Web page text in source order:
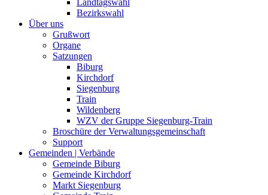
Landtagswahl
Bezirkswahl
Über uns
Grußwort
Organe
Satzungen
Biburg
Kirchdorf
Siegenburg
Train
Wildenberg
WZV der Gruppe Siegenburg-Train
Broschüre der Verwaltungsgemeinschaft
Support
Gemeinden | Verbände
Gemeinde Biburg
Gemeinde Kirchdorf
Markt Siegenburg